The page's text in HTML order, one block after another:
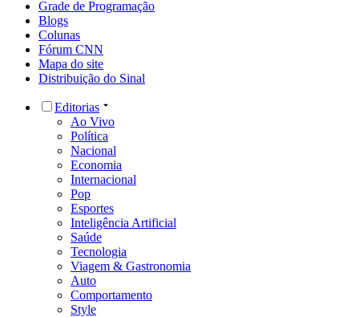
Grade de Programação
Blogs
Colunas
Fórum CNN
Mapa do site
Distribuição do Sinal
Editorias
Ao Vivo
Política
Nacional
Economia
Internacional
Pop
Esportes
Inteligência Artificial
Saúde
Tecnologia
Viagem & Gastronomia
Auto
Comportamento
Style